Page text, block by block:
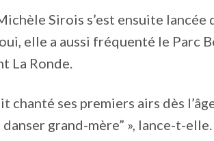
Sirois s’est ensuite
elle a aussi fréquenté le Parc
La Ronde.
chanté ses premiers airs dès
grand-mère” », lance-t-elle.